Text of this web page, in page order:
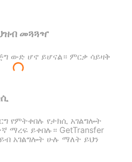
መጓጓዣ
ውድ ሆኖ ይሆናል። ምርቃ ሳይዛቅ
የምትቀበሉ የታክሲ አገልግሎት
ማረፍ ይቀበሉ። GetTransfer
አገልግሎት ሁሉ ማለት ይህን